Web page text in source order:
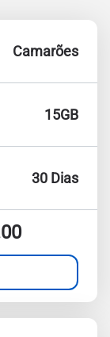
Camarões
15GB
30 Dias